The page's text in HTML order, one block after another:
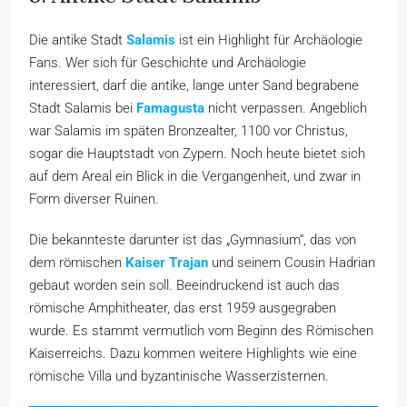
Die antike Stadt Salamis ist ein Highlight für Archäologie
Fans. Wer sich für Geschichte und Archäologie
interessiert, darf die antike, lange unter Sand begrabene
Stadt Salamis bei Famagusta nicht verpassen. Angeblich
war Salamis im späten Bronzealter, 1100 vor Christus,
sogar die Hauptstadt von Zypern. Noch heute bietet sich
auf dem Areal ein Blick in die Vergangenheit, und zwar in
Form diverser Ruinen.
Die bekannteste darunter ist das „Gymnasium“, das von
dem römischen Kaiser Trajan und seinem Cousin Hadrian
gebaut worden sein soll. Beeindruckend ist auch das
römische Amphitheater, das erst 1959 ausgegraben
wurde. Es stammt vermutlich vom Beginn des Römischen
Kaiserreichs. Dazu kommen weitere Highlights wie eine
römische Villa und byzantinische Wasserzisternen.